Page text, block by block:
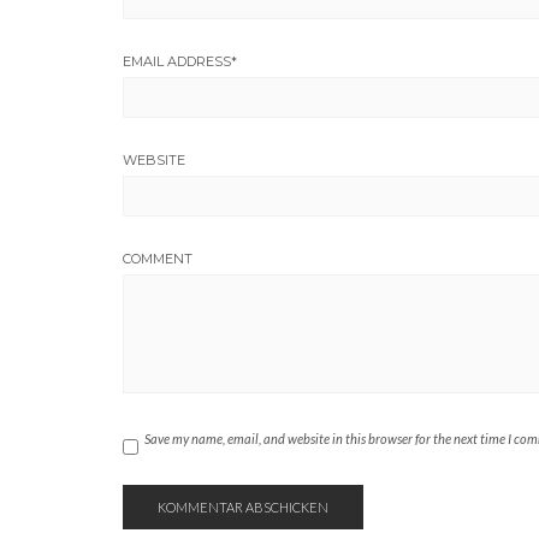
EMAIL ADDRESS*
WEBSITE
COMMENT
Save my name, email, and website in this browser for the next time I